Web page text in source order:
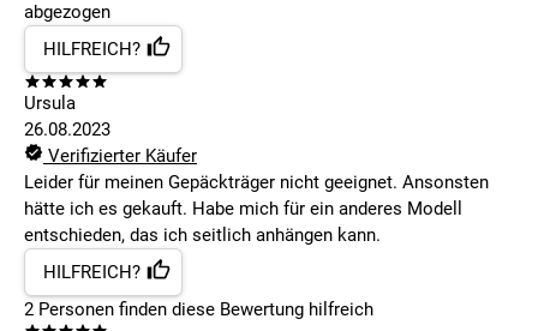
abgezogen
HILFREICH?
Ursula
26.08.2023
Verifizierter Käufer
Leider für meinen Gepäckträger nicht geeignet. Ansonsten
hätte ich es gekauft. Habe mich für ein anderes Modell
entschieden, das ich seitlich anhängen kann.
HILFREICH?
2 Personen finden diese Bewertung hilfreich